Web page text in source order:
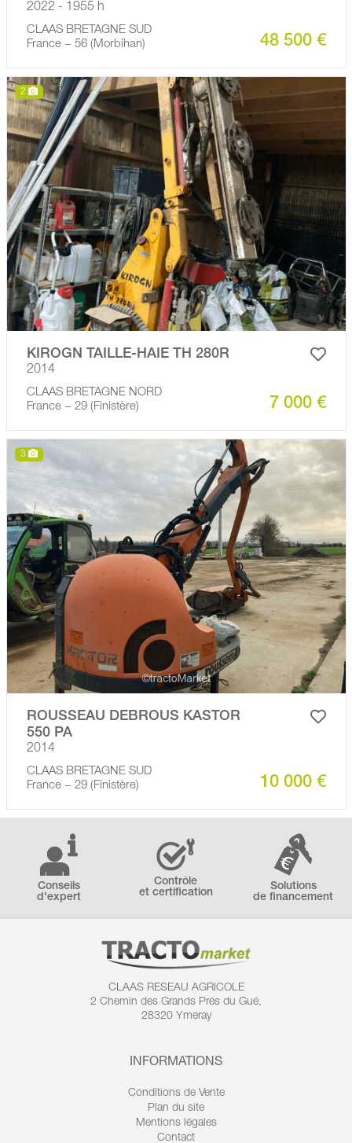
2022 - 1955 h
CLAAS BRETAGNE SUD
France − 56 (Morbihan)
48 500 €
2
KIROGN TAILLE-HAIE TH 280R
2014
CLAAS BRETAGNE NORD
France − 29 (Finistère)
7 000 €
3
ROUSSEAU DEBROUS KASTOR
550 PA
2014
CLAAS BRETAGNE SUD
France − 29 (Finistère)
10 000 €
Conseils
d'expert
Contrôle
et certification
Solutions
de financement
CLAAS RESEAU AGRICOLE
2 Chemin des Grands Prés du Gué,
28320 Ymeray
INFORMATIONS
Conditions de Vente
Plan du site
Mentions légales
Contact